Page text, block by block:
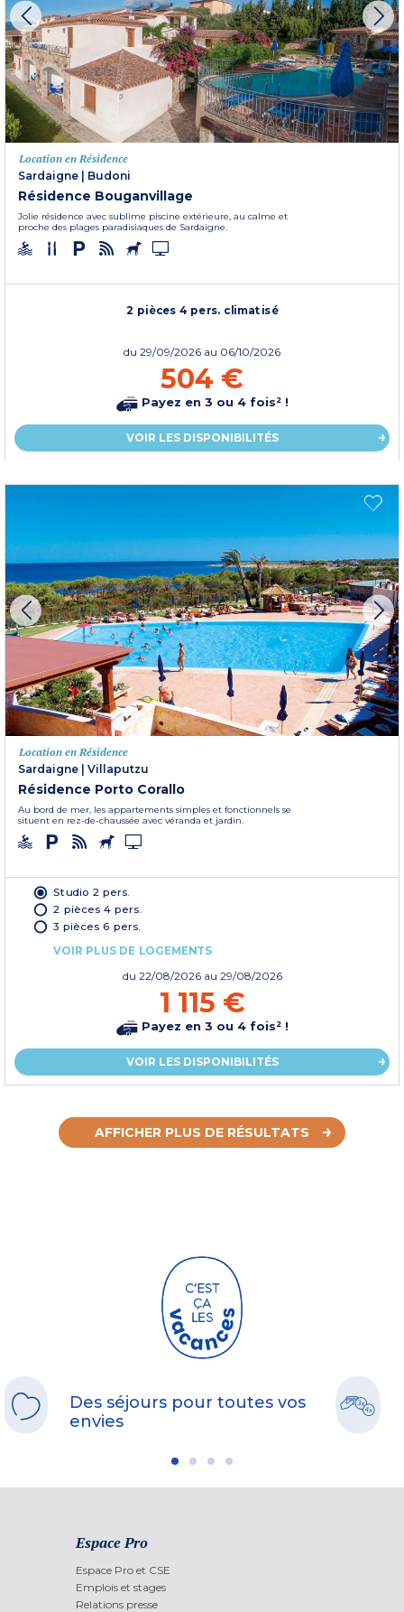
Location en Résidence
Sardaigne | Budoni
Résidence Bouganvillage
Jolie résidence avec sublime piscine extérieure, au calme et
proche des plages paradisiaques de Sardaigne.
2 pièces 4 pers. climatisé
du 29/09/2026 au 06/10/2026
504 €
Payez en 3 ou 4 fois² !
VOIR LES DISPONIBILITÉS
Location en Résidence
Sardaigne | Villaputzu
Résidence Porto Corallo
Au bord de mer, les appartements simples et fonctionnels se
situent en rez-de-chaussée avec véranda et jardin.
Studio 2 pers.
2 pièces 4 pers.
3 pièces 6 pers.
VOIR PLUS DE LOGEMENTS
du 22/08/2026 au 29/08/2026
1 115 €
Payez en 3 ou 4 fois² !
VOIR LES DISPONIBILITÉS
AFFICHER PLUS DE RÉSULTATS
Des séjours pour toutes vos
envies
Espace Pro
Espace Pro et CSE
Emplois et stages
Relations presse